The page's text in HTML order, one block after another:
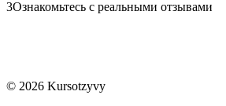
3Ознакомьтесь с реальными отзывами
© 2026 Kursotzyvy